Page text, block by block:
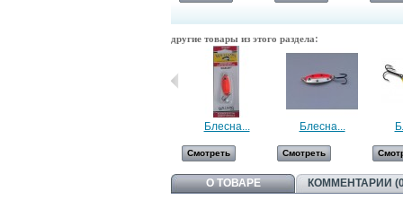
другие товары из этого раздела:
Блесна...
Смотреть
Блесна...
Смотреть
О ТОВАРЕ КОММЕНТАРИИ